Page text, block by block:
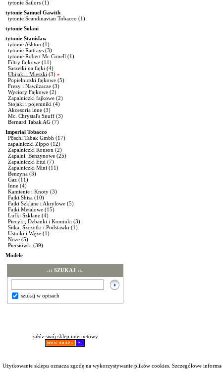
tytonie Sailors (1)
tytonie Samuel Gawith
tytonie Scandinavian Tobacco (1)
tytonie Solani
tytonie Stanislaw
tytonie Ashton (1)
tytonie Rattrays (3)
tytonie Robert Mc Conell (1)
Filtry fajkowe (11)
Saszetki na fajki (4)
Ubijaki i Mieszki (3) »
Popielniczki fajkowe (5)
Frezy i Nawilżacze (3)
Wyciory Fajkowe (2)
Zapalniczki fajkowe (2)
Stojaki i pojemniki (4)
Akcesoria inne (3)
Mc. Chrystal's Snuff (3)
Bernard Tabak AG (7)
Imperial Tobacco
Pöschl Tabak Gmbh (17)
zapalniczki Zippo (12)
Zapalniczki Ronson (2)
Zapalni. Benzynowe (25)
Zapalniczki Etui (7)
Zapalniczki Mini (11)
Benzyna (3)
Gaz (11)
Inne (4)
Kamienie i Knoty (3)
Fajki Shisa (10)
Fajki Szklane i Akrylowe (5)
Fajki Metalowe (15)
Lufki Szklane (4)
Piecyki, Dzbanki i Kominki (3)
Sitka, Szczotki i Podstawki (1)
Ustniki i Węże (1)
Noże (5)
Piersiówki (39)
Modele
.:: SZUKAJ ::.
szukaj w opisach
załóż swój sklep internetowy
Użytkowanie sklepu oznacza zgodę na wykorzystywanie plików cookies. Szczegółowe